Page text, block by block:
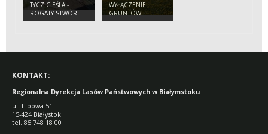
TYCZ CIEŚLA -
ROGATY STWÓR
WYŁĄCZENIE
GRUNTÓW
LEŚNYCH Z
KONTAKT:
Regionalna Dyrekcja Lasów Państwowych w Białymstoku
ul. Lipowa 51
15-424 Białystok
tel. 85 748 18 00